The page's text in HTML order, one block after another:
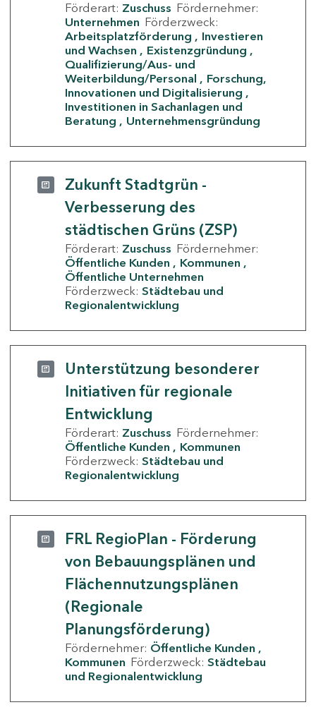
Förderart: Zuschuss Fördernehmer:
Unternehmen Förderzweck:
Arbeitsplatzförderung
Investieren
und Wachsen
Existenzgründung
Qualifizierung/Aus- und
Weiterbildung/Personal
Forschung,
Innovationen und Digitalisierung
Investitionen in Sachanlagen und
Beratung
Unternehmensgründung
Zukunft Stadtgrün -
Verbesserung des
städtischen Grüns (ZSP)
Förderart: Zuschuss Fördernehmer:
Öffentliche Kunden
Kommunen
Öffentliche Unternehmen
Förderzweck: Städtebau und
Regionalentwicklung
Unterstützung besonderer
Initiativen für regionale
Entwicklung
Förderart: Zuschuss Fördernehmer:
Öffentliche Kunden
Kommunen
Förderzweck: Städtebau und
Regionalentwicklung
FRL RegioPlan - Förderung
von Bebauungsplänen und
Flächennutzungsplänen
(Regionale
Planungsförderung)
Fördernehmer: Öffentliche Kunden
Kommunen Förderzweck: Städtebau
und Regionalentwicklung